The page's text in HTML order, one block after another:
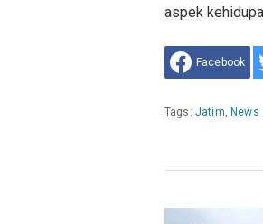
aspek
Facebook
Tags: Jatim, News